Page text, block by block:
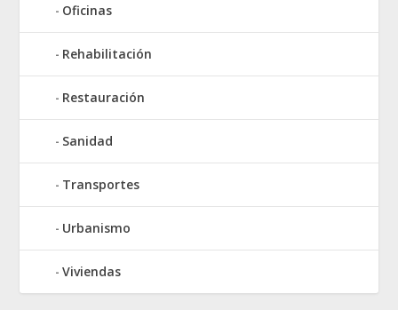
Oficinas
Rehabilitación
Restauración
Sanidad
Transportes
Urbanismo
Viviendas